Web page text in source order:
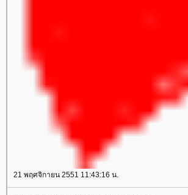
21 พฤศจิกายน 2551 11:43:16 น.